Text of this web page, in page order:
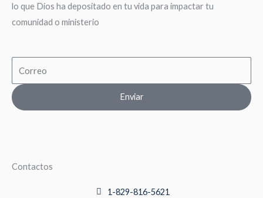
lo que Dios ha depositado en tu vida para impactar tu
comunidad o ministerio
Enviar
Contactos
1-829-816-5621